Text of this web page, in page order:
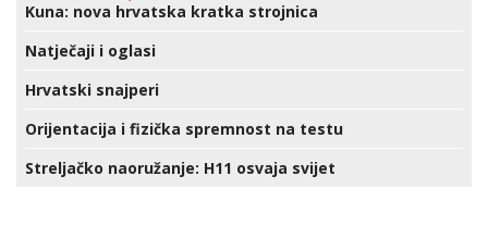
Kuna: nova hrvatska kratka strojnica
Natječaji i oglasi
Hrvatski snajperi
Orijentacija i fizička spremnost na testu
Streljačko naoružanje: H11 osvaja svijet